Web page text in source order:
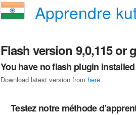
Apprendre
Flash version 9,0,115 or
You have no flash plugin installed
Download latest version from here
Testez notre méthode